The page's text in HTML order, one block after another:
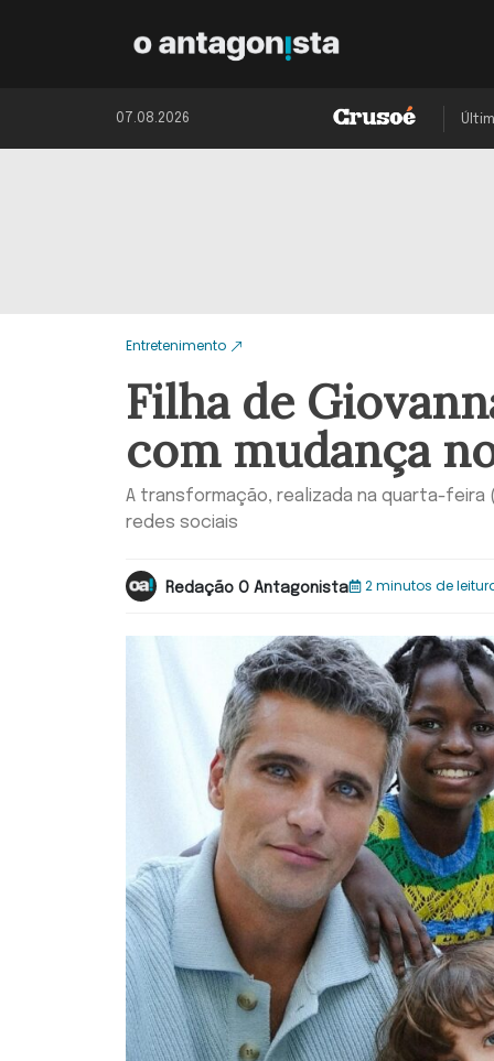
07.08.2026
Entretenimento
Filha de
com mudança
A transformação, realizada na quarta-feira
redes sociais
Redação O Antagonista 2 minutos de